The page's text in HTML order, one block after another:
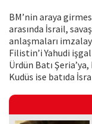
BM’nin araya
arasında İsrail,
anlaşmaları
Filistin’i Yahudi
Ürdün Batı Şeria’ya,
Kudüs ise batıda